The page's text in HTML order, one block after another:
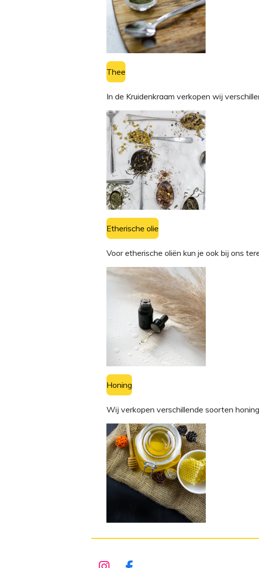
Thee
In de Kruidenkraam verkopen wij
Etherische olie
Voor etherische oliën kun je ook bij ons
Honing
Wij verkopen verschillende soorten